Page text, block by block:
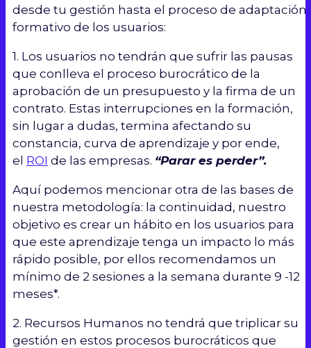
desde tu gestión hasta el proceso de adaptación
formativo de los usuarios:
1. Los usuarios no tendrán que sufrir las pausas
que conlleva el proceso burocrático de la
aprobación de un presupuesto y la firma de un
contrato. Estas interrupciones en la formación,
sin lugar a dudas, termina afectando su
constancia, curva de aprendizaje y por ende,
el ROI de las empresas. “Parar es perder”.
Aquí podemos mencionar otra de las bases de
nuestra metodología: la continuidad, nuestro
objetivo es crear un hábito en los usuarios para
que este aprendizaje tenga un impacto lo más
rápido posible, por ellos recomendamos un
mínimo de 2 sesiones a la semana durante 9 -12
meses*.
2. Recursos Humanos no tendrá que triplicar su
gestión en estos procesos burocráticos que